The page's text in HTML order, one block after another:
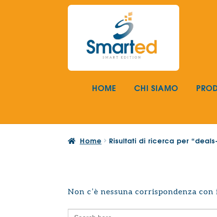
Vai
navigazione
Vai
HOME CHI SIAMO
Home Risultati di ricerca per
Non c’è nessuna corrispondenza
Search